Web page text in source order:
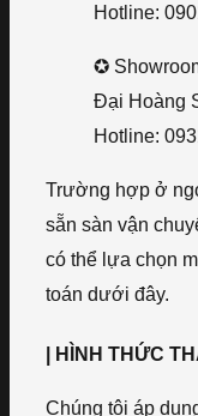
Hotline:
✪
Đại Hoàng
Hotline:
Trường hợp ở
sẵn sàn vận
có thể lựa chọn
toán dưới đây.
| HÌNH THỨC
Chúng tôi áp